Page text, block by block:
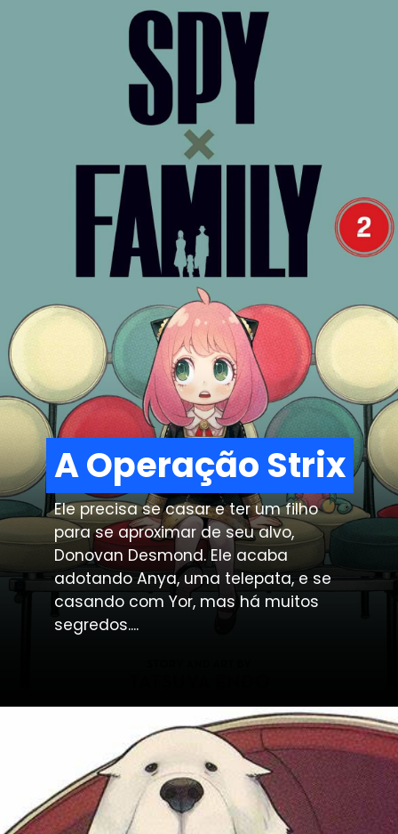
A Operação Strix
A Operação Strix
Ele precisa se casar e ter um filho
para se aproximar de seu alvo,
Donovan Desmond. Ele acaba
adotando Anya, uma telepata, e se
casando com Yor, mas há muitos
segredos....